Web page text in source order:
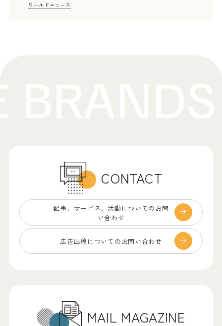
ワールドニュース
CONTACT
記事、サービス、 活動についてのお問
い合わせ
広告出稿についての お問い合わせ
MAIL MAGAZINE